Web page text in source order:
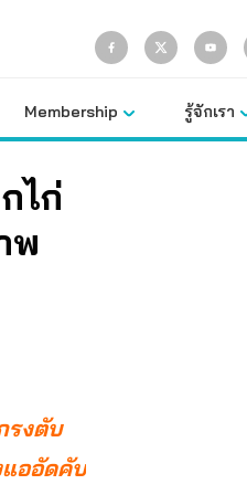
Membership รู้จักเรา
ไก่
พ
รงตับ
แออัดคับ